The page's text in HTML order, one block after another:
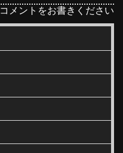
コメントをお書きください